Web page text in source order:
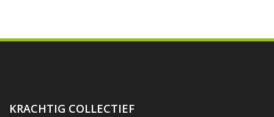
KRACHTIG COLLECTIEF